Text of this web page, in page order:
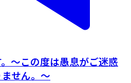
～この度は愚息がご迷惑
せん。～